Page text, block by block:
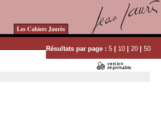
Les Cahiers Jaurès
Résultats par page : 5 | 10 | 20 | 50